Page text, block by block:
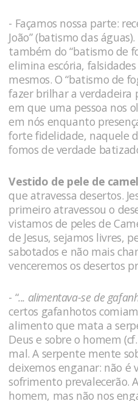
- Façamos nossa parte:
João” (batismo das
também do “batismo de
elimina escória,
mesmos. O “batismo de
fazer brilhar a verdadeira
em que uma pessoa nos
em nós enquanto
forte fidelidade, naquele
fomos de verdade
Vestido de pele de
que atravessa desertos.
primeiro atravessou o
vistamos de peles de
de Jesus, sejamos livres,
sabotados e não mais
venceremos os desertos
- “... alimentava-se de
certos gafanhotos
alimento que mata a
Deus e sobre o homem
mal. A serpente mente
deixemos enganar: não é
sofrimento prevalecerão.
homem, mas não nos